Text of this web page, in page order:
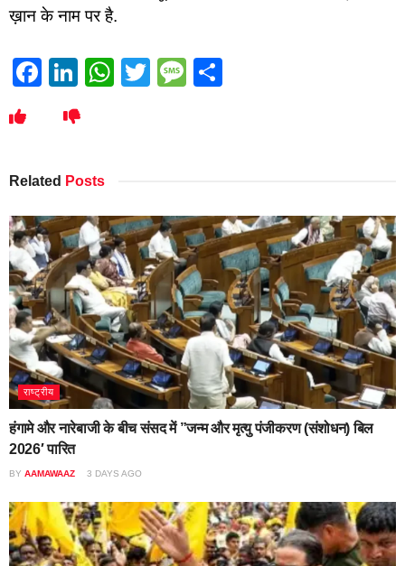
ख़ान के नाम पर है.
Facebook
LinkedIn
WhatsApp
TwitterMessage
Related Posts
राष्ट्रीय
हंगामे और नारेबाजी के बीच संसद में ”जन्म और मृत्यु पंजीकरण (संशोधन) बिल
2026′ पारित
BY AAMAWAAZ 3 DAYS AGO